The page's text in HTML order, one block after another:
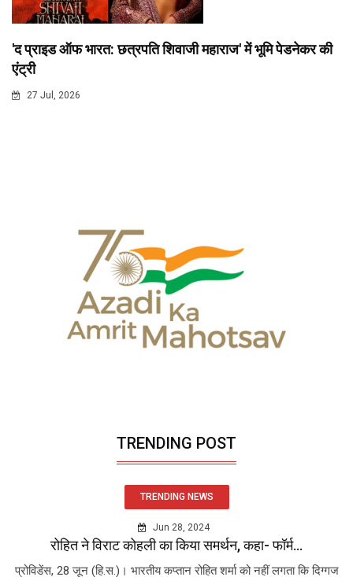
'द प्राइड ऑफ भारत: छत्रपति शिवाजी महाराज' में भूमि पेडनेकर की
एंट्री
27 Jul, 2026
TRENDING POST
TRENDING NEWS
Jun 28, 2024
रोहित ने विराट कोहली का किया समर्थन, कहा- फॉर्म...
प्रोविडेंस, 28 जून (हि.स.)। भारतीय कप्तान रोहित शर्मा को नहीं लगता कि दिग्गज